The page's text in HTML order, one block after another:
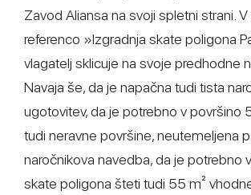
Zavod Aliansa na svoji spletni strani.
referenco »Izgradnja skate poligona
vlagatelj sklicuje na svoje predhodne
Navaja še, da je napačna tudi tista
ugotovitev, da je potrebno v površino
tudi neravne površine, neutemeljena
naročnikova navedba, da je potrebno
skate poligona šteti tudi 55 m²